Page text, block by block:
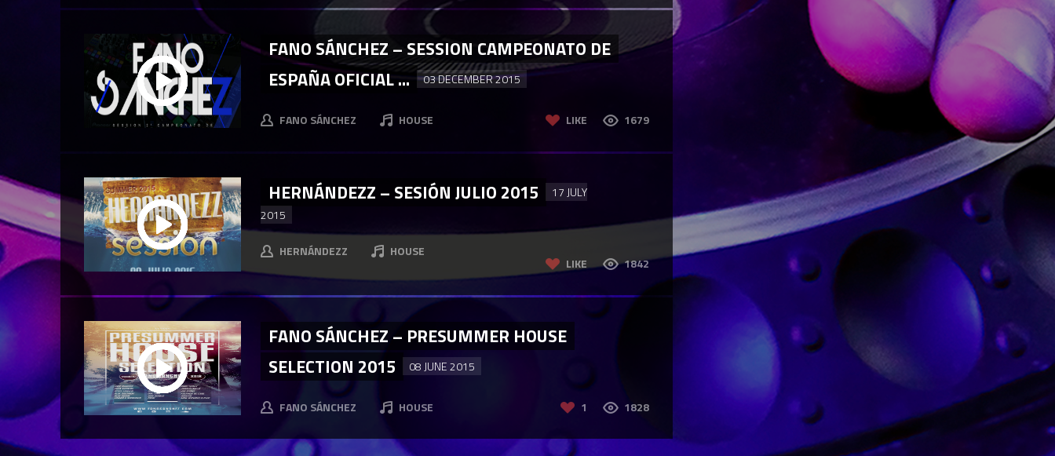
LIKE 1679
FANO SÁNCHEZ – SESSION CAMPEONATO DE
ESPAÑA OFICIAL ...
03 DECEMBER 2015
FANO SÁNCHEZ HOUSE
LIKE 1842
HERNÁNDEZZ – SESIÓN JULIO 2015
17 JULY
2015
HERNÁNDEZZ HOUSE
1 1828
FANO SÁNCHEZ – PRESUMMER HOUSE
SELECTION 2015
08 JUNE 2015
FANO SÁNCHEZ HOUSE